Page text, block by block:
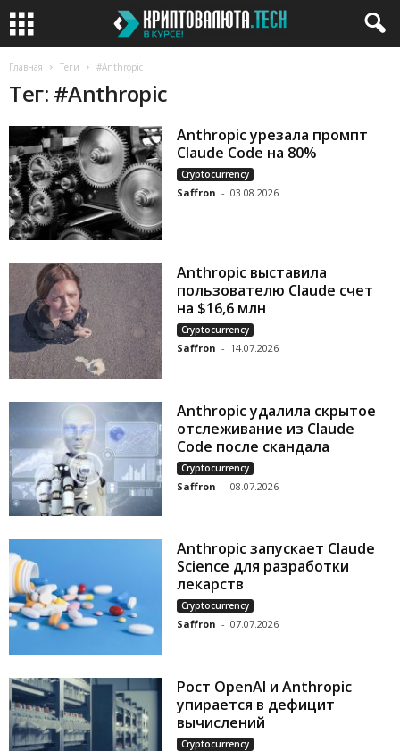
Главная Теги #Anthropic
Тег: #Anthropic
Anthropic урезала промпт
Claude Code на 80%
Cryptocurrency
Saffron - 03.08.2026
Anthropic выставила
пользователю Claude счет
на $16,6 млн
Cryptocurrency
Saffron - 14.07.2026
Anthropic удалила скрытое
отслеживание из Claude
Code после скандала
Cryptocurrency
Saffron - 08.07.2026
Anthropic запускает Claude
Science для разработки
лекарств
Cryptocurrency
Saffron - 07.07.2026
Рост OpenAI и Anthropic
упирается в дефицит
вычислений
Cryptocurrency